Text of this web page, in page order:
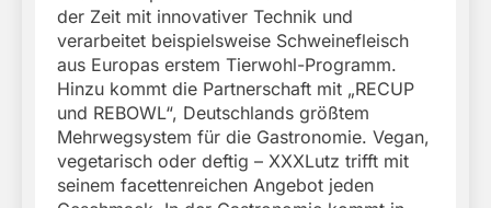
der Zeit mit innovativer Technik und
verarbeitet beispielsweise Schweinefleisch
aus Europas erstem Tierwohl-Programm.
Hinzu kommt die Partnerschaft mit „RECUP
und REBOWL“, Deutschlands größtem
Mehrwegsystem für die Gastronomie. Vegan,
vegetarisch oder deftig – XXXLutz trifft mit
seinem facettenreichen Angebot jeden